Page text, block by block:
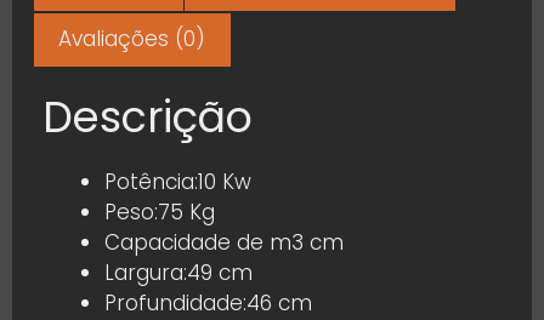
Avaliações (0)
Descrição
Potência:10 Kw
Peso:75 Kg
Capacidade de m3 cm
Largura:49 cm
Profundidade:46 cm